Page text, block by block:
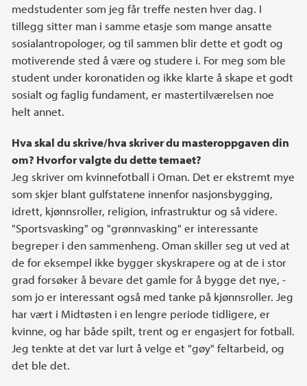
medstudenter som jeg får treffe nesten hver dag. I
tillegg sitter man i samme etasje som mange ansatte
sosialantropologer, og til sammen blir dette et godt og
motiverende sted å være og studere i. For meg som ble
student under koronatiden og ikke klarte å skape et godt
sosialt og faglig fundament, er mastertilværelsen noe
helt annet.
Hva skal du skrive/hva skriver du masteroppgaven din
om? Hvorfor valgte du dette temaet?
Jeg skriver om kvinnefotball i Oman. Det er ekstremt mye
som skjer blant gulfstatene innenfor nasjonsbygging,
idrett, kjønnsroller, religion, infrastruktur og så videre.
"Sportsvasking" og "grønnvasking" er interessante
begreper i den sammenheng. Oman skiller seg ut ved at
de for eksempel ikke bygger skyskrapere og at de i stor
grad forsøker å bevare det gamle for å bygge det nye, -
som jo er interessant også med tanke på kjønnsroller. Jeg
har vært i Midtøsten i en lengre periode tidligere, er
kvinne, og har både spilt, trent og er engasjert for fotball.
Jeg tenkte at det var lurt å velge et "gøy" feltarbeid, og
det ble det.